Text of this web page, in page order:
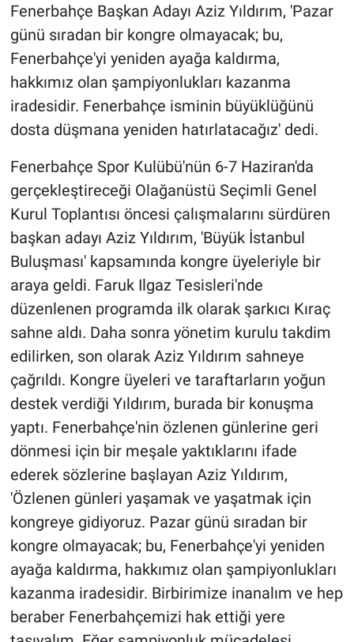
Fenerbahçe Başkan Adayı Aziz Yıldırım, 'Pazar
günü sıradan bir kongre olmayacak; bu,
Fenerbahçe'yi yeniden ayağa kaldırma,
hakkımız olan şampiyonlukları kazanma
iradesidir. Fenerbahçe isminin büyüklüğünü
dosta düşmana yeniden hatırlatacağız' dedi.
Fenerbahçe Spor Kulübü'nün 6-7 Haziran'da
gerçekleştireceği Olağanüstü Seçimli Genel
Kurul Toplantısı öncesi çalışmalarını sürdüren
başkan adayı Aziz Yıldırım, 'Büyük İstanbul
Buluşması' kapsamında kongre üyeleriyle bir
araya geldi. Faruk Ilgaz Tesisleri'nde
düzenlenen programda ilk olarak şarkıcı Kıraç
sahne aldı. Daha sonra yönetim kurulu takdim
edilirken, son olarak Aziz Yıldırım sahneye
çağrıldı. Kongre üyeleri ve taraftarların yoğun
destek verdiği Yıldırım, burada bir konuşma
yaptı. Fenerbahçe'nin özlenen günlerine geri
dönmesi için bir meşale yaktıklarını ifade
ederek sözlerine başlayan Aziz Yıldırım,
'Özlenen günleri yaşamak ve yaşatmak için
kongreye gidiyoruz. Pazar günü sıradan bir
kongre olmayacak; bu, Fenerbahçe'yi yeniden
ayağa kaldırma, hakkımız olan şampiyonlukları
kazanma iradesidir. Birbirimize inanalım ve hep
beraber Fenerbahçemizi hak ettiği yere